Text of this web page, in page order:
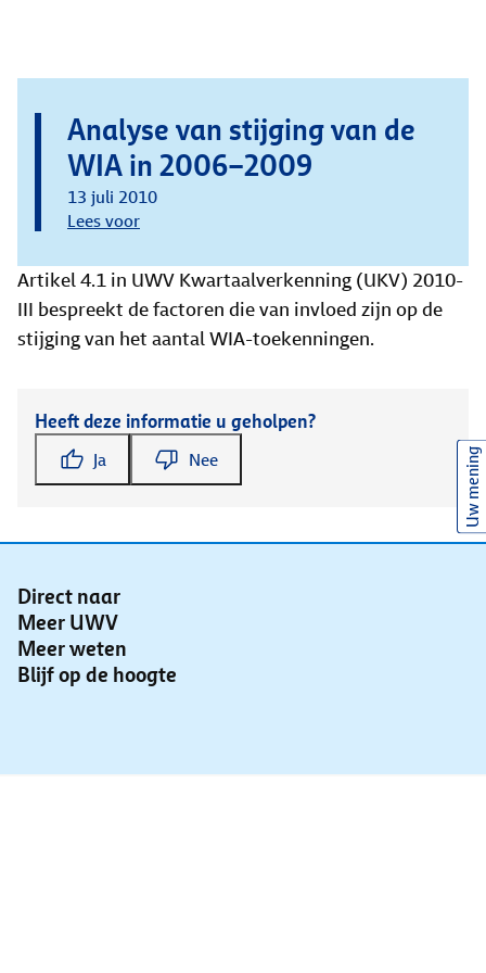
Analyse van stijging van de
WIA in 2006–2009
13 juli 2010
Lees voor
Artikel 4.1 in UWV Kwartaalverkenning (UKV) 2010-
III bespreekt de factoren die van invloed zijn op de
stijging van het aantal WIA-toekenningen.
Heeft deze informatie u geholpen?
Ja Nee
Direct naar
Meer UWV
Meer weten
Blijf op de hoogte
Uw mening